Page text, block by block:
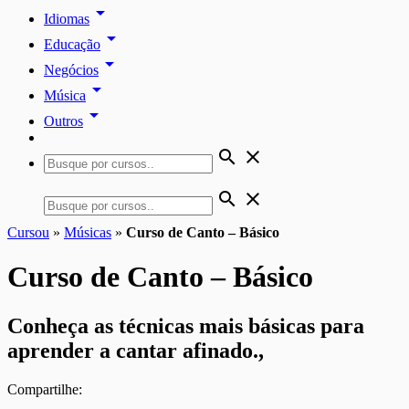
Idiomas arrow_drop_down
Educação arrow_drop_down
Negócios arrow_drop_down
Música arrow_drop_down
Outros arrow_drop_down
search close
search close
Cursou » Músicas » Curso de Canto – Básico
Curso de Canto – Básico
Conheça as técnicas mais básicas para
aprender a cantar afinado.,
Compartilhe: